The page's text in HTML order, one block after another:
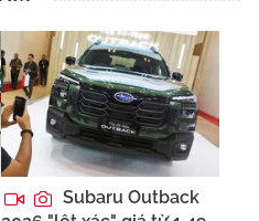
Subaru Outback